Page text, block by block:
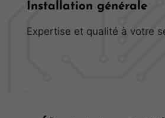
Installation générale
Expertise et qualité à votre